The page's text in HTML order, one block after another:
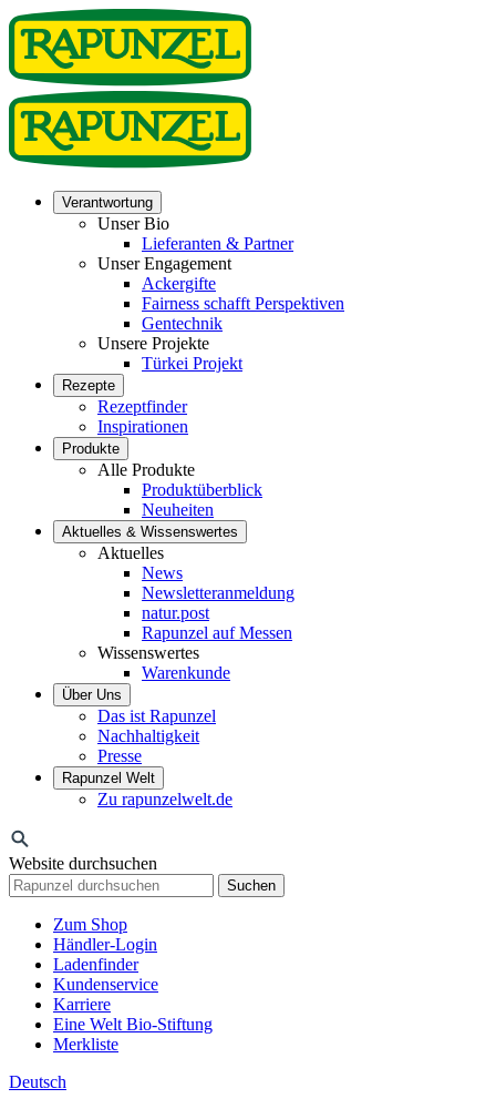
Verantwortung
Unser Bio
Lieferanten & Partner
Unser Engagement
Ackergifte
Fairness schafft Perspektiven
Gentechnik
Unsere Projekte
Türkei Projekt
Rezepte
Rezeptfinder
Inspirationen
Produkte
Alle Produkte
Produktüberblick
Neuheiten
Aktuelles & Wissenswertes
Aktuelles
News
Newsletteranmeldung
natur.post
Rapunzel auf Messen
Wissenswertes
Warenkunde
Über Uns
Das ist Rapunzel
Nachhaltigkeit
Presse
Rapunzel Welt
Zu rapunzelwelt.de
Website durchsuchen
Suchen
Zum Shop
Händler-Login
Ladenfinder
Kundenservice
Karriere
Eine Welt Bio-Stiftung
Merkliste
Deutsch